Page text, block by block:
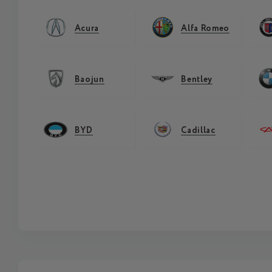
Acura Alfa Romeo
Baojun Bentley
BYD Cadillac